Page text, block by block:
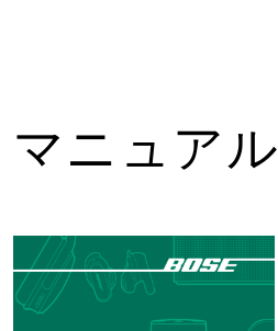
マニュアル